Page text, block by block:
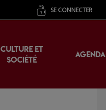
SE CONNECTER
CULTURE ET
SOCIÉTÉ
AGENDA